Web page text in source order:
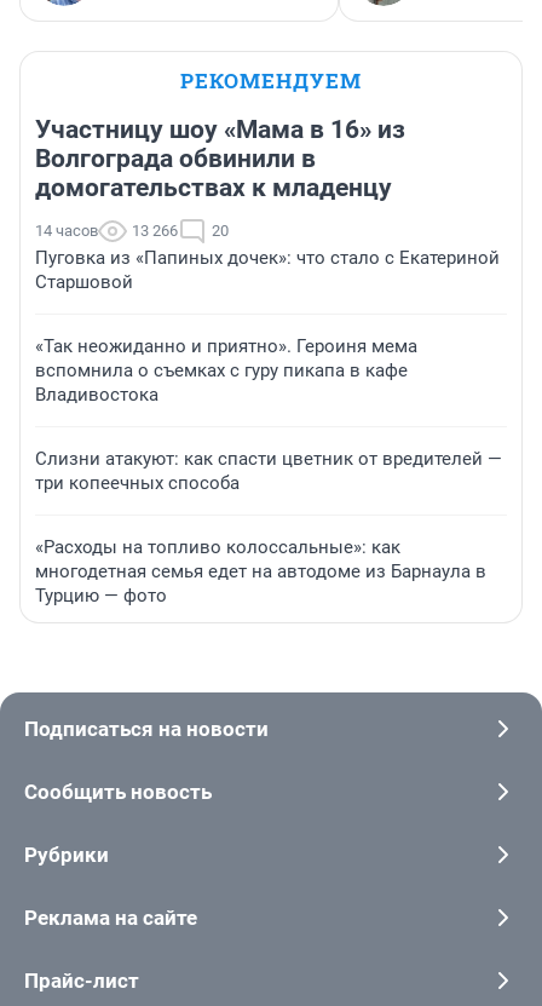
РЕКОМЕНДУЕМ
Участницу шоу «Мама в 16» из
Волгограда обвинили в
домогательствах к младенцу
14 часов 13 266 20
Пуговка из «Папиных дочек»: что стало с Екатериной
Старшовой
«Так неожиданно и приятно». Героиня мема
вспомнила о съемках с гуру пикапа в кафе
Владивостока
Слизни атакуют: как спасти цветник от вредителей —
три копеечных способа
«Расходы на топливо колоссальные»: как
многодетная семья едет на автодоме из Барнаула в
Турцию — фото
Подписаться на новости
Сообщить новость
Рубрики
Реклама на сайте
Прайс-лист